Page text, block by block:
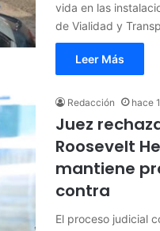
vida en las
de Vialidad y
Leer Más
Redacción hace
Juez
Roosevelt
mantiene
contra
El proceso judicial